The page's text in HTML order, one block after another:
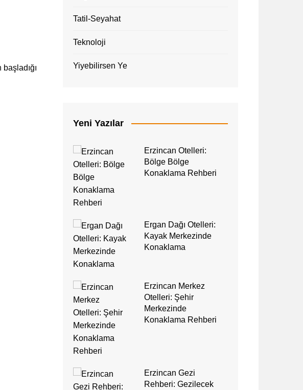
Tatil-Seyahat
Teknoloji
Yiyebilirsen Ye
Yeni Yazılar
Erzincan Otelleri:
Bölge Bölge
Konaklama Rehberi
Ergan Dağı Otelleri:
Kayak Merkezinde
Konaklama
Erzincan Merkez
Otelleri: Şehir
Merkezinde
Konaklama Rehberi
Erzincan Gezi
Rehberi: Gezilecek